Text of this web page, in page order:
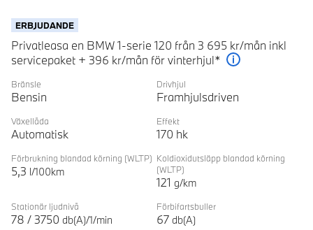
ERBJUDANDE
Privatleasa en BMW 1-serie 120 från 3 695 kr/mån inkl
servicepaket + 396 kr/mån för vinterhjul*
Bränsle
Bensin
Drivhjul
Framhjulsdriven
Växellåda
Automatisk
Effekt
170 hk
Förbrukning blandad körning (WLTP)
5,3 l/100km
Koldioxidutsläpp blandad körning
(WLTP)
121 g/km
Stationär ljudnivå
78 / 3750 db(A)/1/min
Förbifartsbuller
67 db(A)